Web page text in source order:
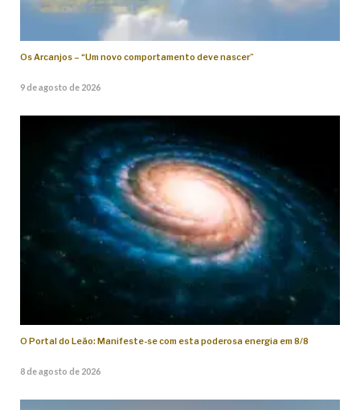
Os Arcanjos – “Um novo comportamento deve nascer”
9 de agosto de 2026
O Portal do Leão: Manifeste-se com esta poderosa energia em 8/8
8 de agosto de 2026